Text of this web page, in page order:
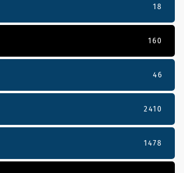
18
160
46
2410
1478